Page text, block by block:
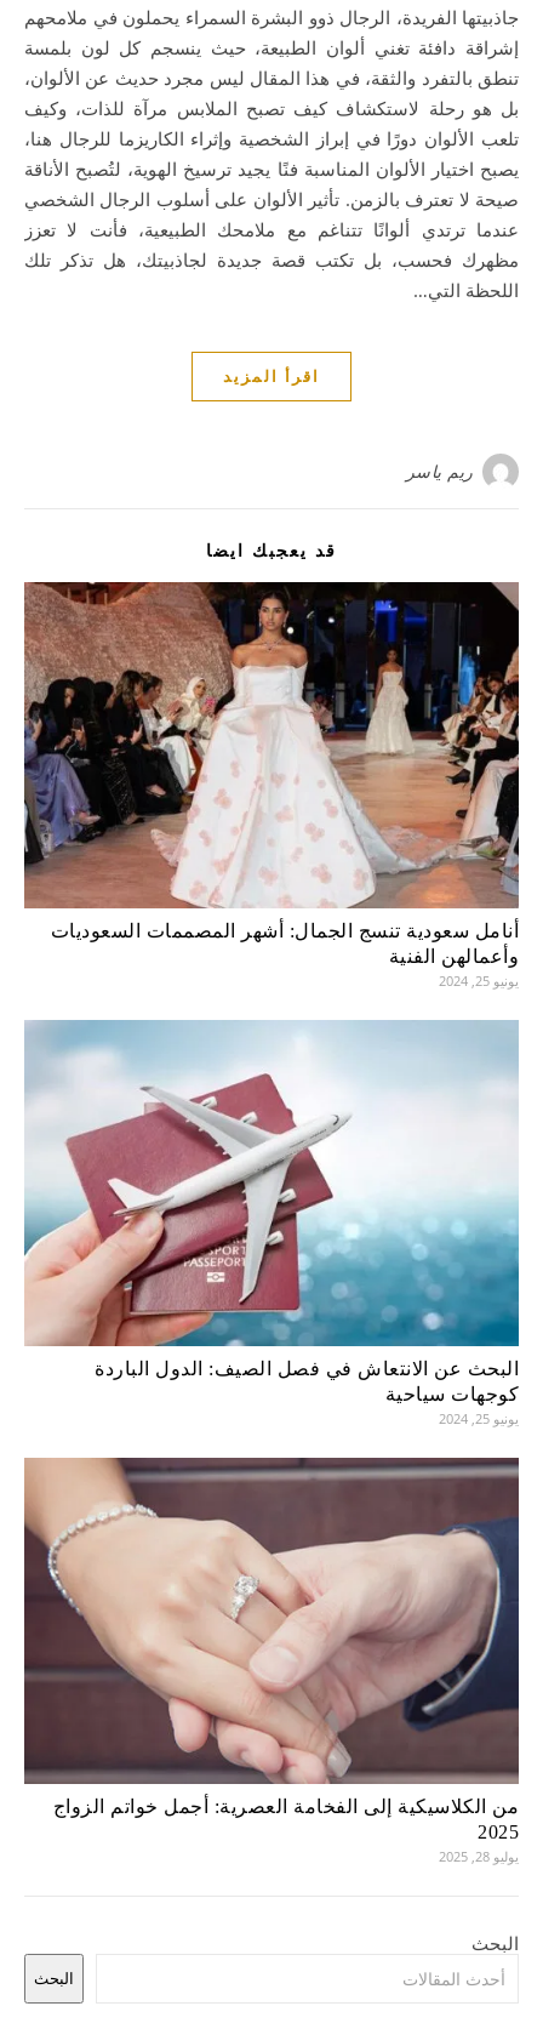
جاذبيتها الفريدة، الرجال ذوو البشرة السمراء يحملون في ملامحهم
إشراقة دافئة تغني ألوان الطبيعة، حيث ينسجم كل لون بلمسة
تنطق بالتفرد والثقة، في هذا المقال ليس مجرد حديث عن الألوان،
بل هو رحلة لاستكشاف كيف تصبح الملابس مرآة للذات، وكيف
تلعب الألوان دورًا في إبراز الشخصية وإثراء الكاريزما للرجال هنا،
يصبح اختيار الألوان المناسبة فنًا يجيد ترسيخ الهوية، لتُصبح الأناقة
صيحة لا تعترف بالزمن. تأثير الألوان على أسلوب الرجال الشخصي
عندما ترتدي ألوانًا تتناغم مع ملامحك الطبيعية، فأنت لا تعزز
مظهرك فحسب، بل تكتب قصة جديدة لجاذبيتك، هل تذكر تلك
اللحظة التي…
اقرأ المزيد
ريم ياسر
قد يعجبك ايضا
أنامل سعودية تنسج الجمال: أشهر المصممات السعوديات
وأعمالهن الفنية
يونيو 25, 2024
البحث عن الانتعاش في فصل الصيف: الدول الباردة
كوجهات سياحية
يونيو 25, 2024
من الكلاسيكية إلى الفخامة العصرية: أجمل خواتم الزواج
2025
يوليو 28, 2025
البحث
البحث